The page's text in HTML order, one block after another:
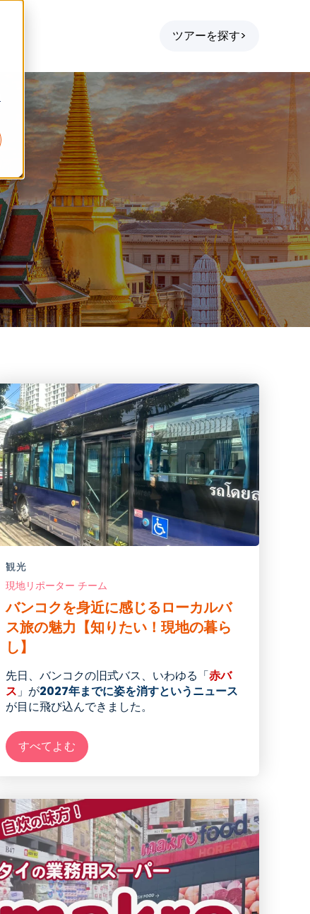
ツアーを探す>
観光
現地リポーター チーム
バンコクを身近に感じるローカルバ
ス旅の魅力【知りたい！現地の暮ら
し】
先日、バンコクの旧式バス、いわゆる「赤バ
ス」が2027年までに姿を消すというニュース
が目に飛び込んできました。
すべてよむ